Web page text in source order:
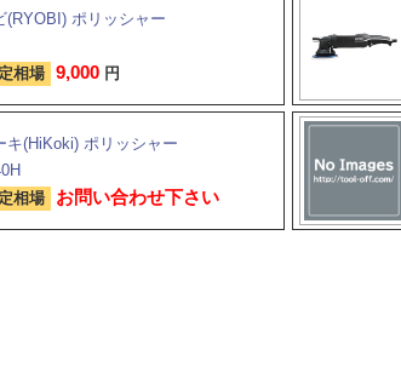
(RYOBI) ポリッシャー
相場 9,000 円
キ(HiKoki) ポリッシャー
相場 お問い合わせ下さい